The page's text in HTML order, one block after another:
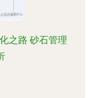
之路 砂石管理